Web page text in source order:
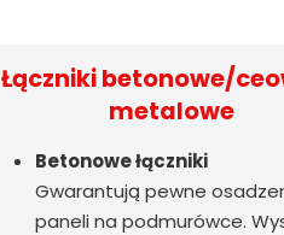
Łączniki betonowe/
metalowe
Betonowe łączniki
Gwarantują pewne
paneli na podmurówce.